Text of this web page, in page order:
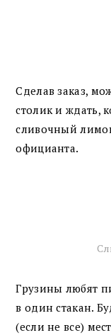
Сделав заказ,
столик и ждать,
сливочный
официанта.
Грузины любят
в один стакан.
(если не все)